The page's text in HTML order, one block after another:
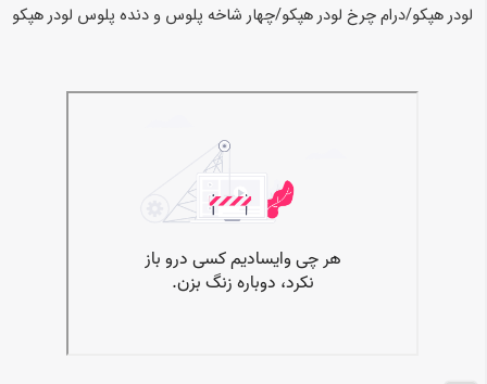
لودر هپکو/درام چرخ لودر هپکو/چهار شاخه پلوس و دنده پلوس لودر هپکو